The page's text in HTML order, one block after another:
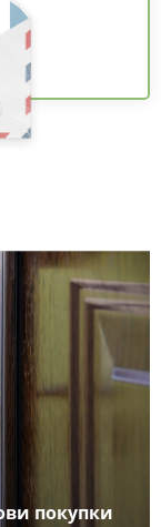
покупки